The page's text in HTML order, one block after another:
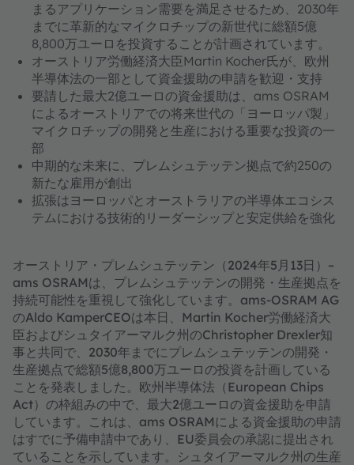
まるアプリケーション需要を満足させるため、2030年
までに革新的なマイクロチップの新世代に総額5億
8,800万ユーロを投資することが計画されています。
オーストリア労働経済大臣Martin Kocher氏が、欧州
半導体法の一部として資金援助の申請を歓迎・支持
要請した最大2億ユーロの資金援助は、ams OSRAM
によるオーストリアでの将来世代の「ヨーロッパ製」
マイクロチップの開発と生産における重要な投資の一
部
中期的な未来に、プレムシュテッテン拠点で約250の
新たな雇用が創出
拡張はヨーロッパとオーストラリアの半導体エコシス
テムにおける技術的リーダーシップと安定供給を強化
オーストリア・プレムシュテッテン（2024年5月13日）–
ams OSRAMは、プレムシュテッテンの開発・生産拠点を
持続可能性を重視して強化しています。ams-OSRAM AG
のAldo KamperCEOは本日、Martin Kocher労働経済大
臣およびシュタイアーマルク州のChristopher Drexler知
事と共同で、2030年までにプレムシュテッテンの開発・
生産拠点で総額5億8,800万ユーロの投資を計画している
ことを発表しました。欧州半導体法（European Chips
Act）の枠組みの中で、最大2億ユーロの資金援助を申請
しています。これは、ams OSRAMによる資金援助の申請
はすでに予備申請中であり、EU委員会の承認に提出され
ていることを示しています。シュタイアーマルク州の生産